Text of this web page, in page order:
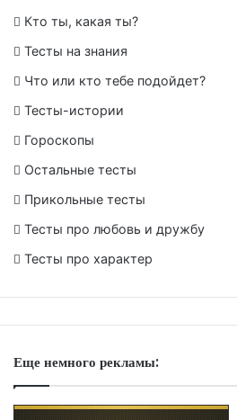
Кто ты, какая ты?
Тесты на знания
Что или кто тебе подойдет?
Тесты-истории
Гороскопы
Остальные тесты
Прикольные тесты
Тесты про любовь и дружбу
Тесты про характер
Еще немного рекламы: